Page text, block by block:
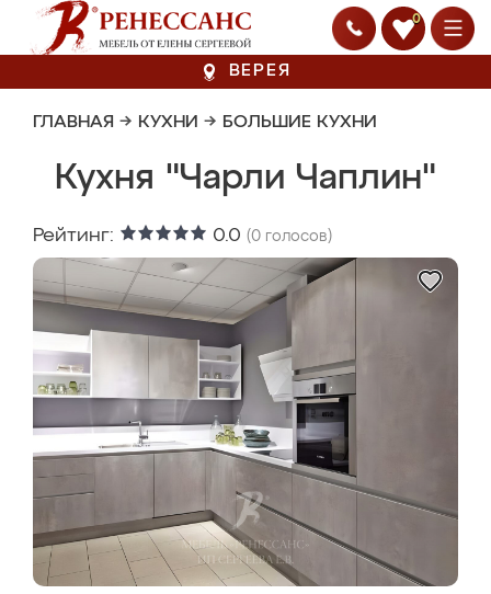
0
ВЕРЕЯ
ГЛАВНАЯ → КУХНИ → БОЛЬШИЕ КУХНИ
Кухня "Чарли Чаплин"
Рейтинг: 0.0 (0 голосов)